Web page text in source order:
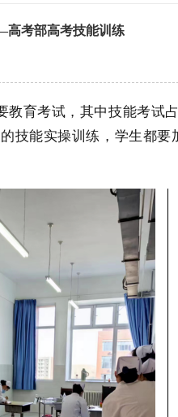
考部高考技能训练
育考试，其中技能考试
技能实操训练，学生都